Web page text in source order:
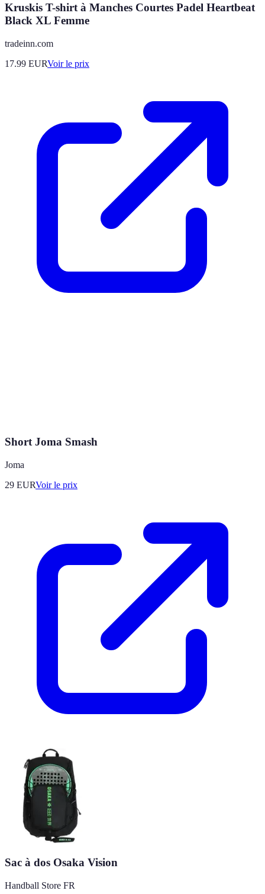
Kruskis T-shirt à Manches Courtes Padel Heartbeat
Black XL Femme
tradeinn.com
17.99 EURVoir le prix
Short Joma Smash
Joma
29 EURVoir le prix
Sac à dos Osaka Vision
Handball Store FR